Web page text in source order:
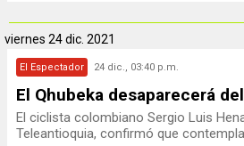
viernes 24 dic. 2021
El Espectador 24 dic., 03:40 p.m.
El Qhubeka desaparecerá
El ciclista colombiano Sergio Luis
Teleantioquia, confirmó que